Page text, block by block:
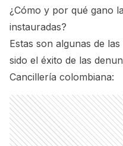
¿Cómo y por qué gano
instauradas?
Estas son algunas de
sido el éxito de las
Cancillería colombiana: